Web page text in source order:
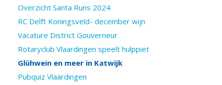
Overzicht Santa Runs 2024
RC Delft Koningsveld- december wijn
Vacature District Gouverneur
Rotaryclub Vlaardingen speelt hulppiet
Glühwein en meer in Katwijk
Pubquiz Vlaardingen